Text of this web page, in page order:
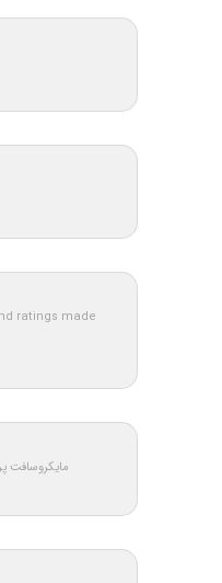
ratings made
مایکروسافت